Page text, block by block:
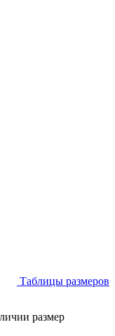
Таблицы размеров
размер